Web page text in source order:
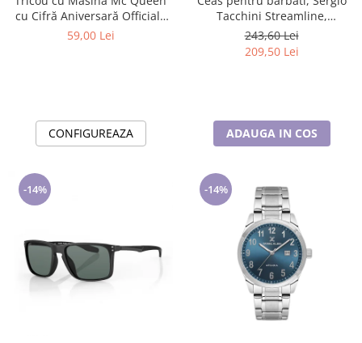
cu Cifră Aniversară Official|
Cadou Personalizat e-CADOU
59,00 Lei
CONFIGUREAZA
Tacchini Streamline,
ST.1.10116.2
243,60 Lei
209,50 Lei
ADAUGA IN COS
-14% -14%